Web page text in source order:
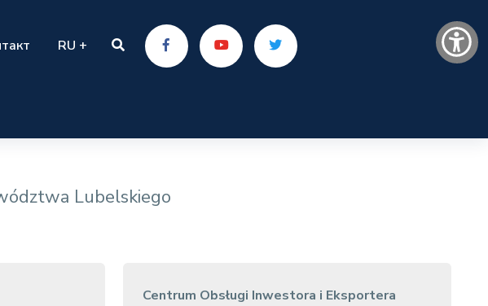
RU +
Lubelskiego
Centrum Obsługi Inwestora i Eksportera